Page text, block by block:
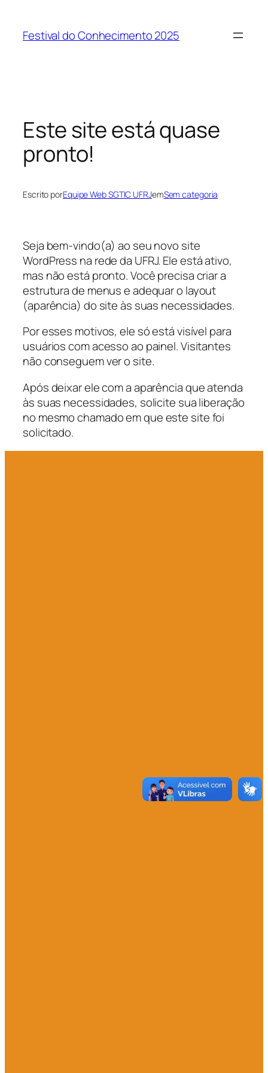
Festival do Conhecimento 2025
Este site está quase
pronto!
Escrito porEquipe Web SGTIC UFRJemSem categoria
Seja bem-vindo(a) ao seu novo site
WordPress na rede da UFRJ. Ele está ativo,
mas não está pronto. Você precisa criar a
estrutura de menus e adequar o layout
(aparência) do site às suas necessidades.
Por esses motivos, ele só está visível para
usuários com acesso ao painel. Visitantes
não conseguem ver o site.
Após deixar ele com a aparência que atenda
às suas necessidades, solicite sua liberação
no mesmo chamado em que este site foi
solicitado.